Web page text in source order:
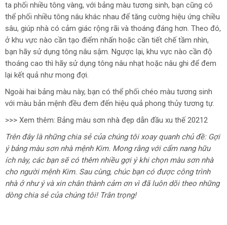
ta phối nhiều tông vàng, với bảng màu tương sinh, bạn cũng có
thể phối nhiều tông nâu khác nhau để tăng cường hiệu ứng chiều
sâu, giúp nhà có cảm giác rộng rãi và thoáng đáng hơn. Theo đó,
ở khu vực nào cần tạo điểm nhấn hoặc cần tiết chế tầm nhìn,
bạn hãy sử dụng tông nâu sậm. Ngược lại, khu vực nào cần độ
thoáng cao thì hãy sử dụng tông nâu nhạt hoặc nâu ghi để đem
lại kết quả như mong đợi.
Ngoài hai bảng màu này, bạn có thể phối chéo màu tương sinh
với màu bản mệnh đều đem đến hiệu quả phong thủy tương tự.
>>> Xem thêm: Bảng màu sơn nhà đẹp dẫn đầu xu thế 20212
Trên đây là những chia sẻ của chúng tôi xoay quanh chủ đề: Gợi
ý bảng màu sơn nhà mệnh Kim. Mong rằng với cẩm nang hữu
ích này, các bạn sẽ có thêm nhiều gợi ý khi chọn màu sơn nhà
cho người mệnh Kim. Sau cùng, chúc bạn có được công trình
nhà ở như ý và xin chân thành cảm ơn vì đã luôn dõi theo những
dòng chia sẻ của chúng tôi! Trân trọng!